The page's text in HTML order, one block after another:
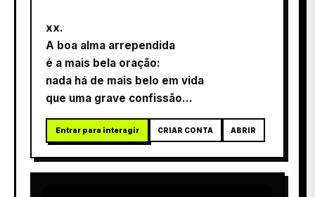
xx.
A boa alma arrependida
é a mais bela oração:
nada há de mais belo em vida
que uma grave confissão…
Entrar para interagir CRIAR CONTA ABRIR